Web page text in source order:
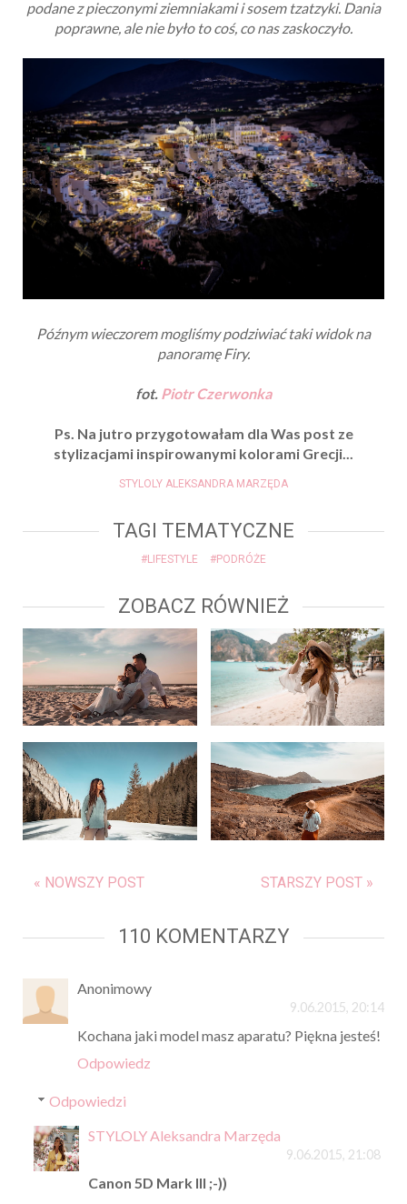
podane z pieczonymi ziemniakami i sosem tzatzyki. Dania
poprawne, ale nie było to coś, co nas zaskoczyło.
Późnym wieczorem mogliśmy podziwiać taki widok na
panoramę Firy.
fot. Piotr Czerwonka
Ps. Na jutro przygotowałam dla Was post ze
stylizacjami inspirowanymi kolorami Grecji...
STYLOLY ALEKSANDRA MARZĘDA
TAGI TEMATYCZNE
#LIFESTYLE #PODRÓŻE
ZOBACZ RÓWNIEŻ
« NOWSZY POST STARSZY POST »
110 KOMENTARZY
Anonimowy
9.06.2015, 20:14
Kochana jaki model masz aparatu? Piękna jesteś!
Odpowiedz
Odpowiedzi
STYLOLY Aleksandra Marzęda
9.06.2015, 21:08
Canon 5D Mark III ;-))